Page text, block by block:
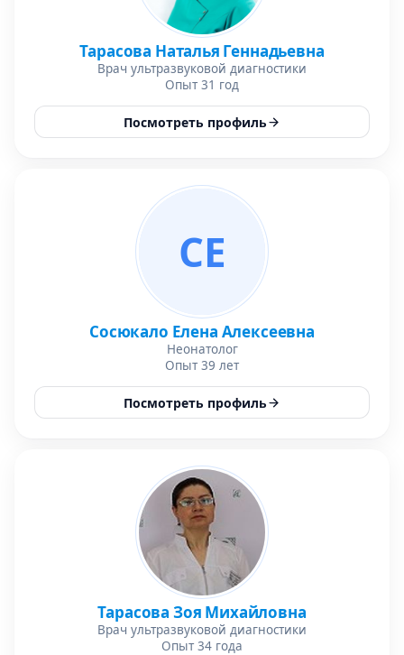
Тарасова Наталья Геннадьевна
Врач ультразвуковой диагностики
Опыт 31 год
Посмотреть профиль
СЕ
Сосюкало Елена Алексеевна
Неонатолог
Опыт 39 лет
Посмотреть профиль
Тарасова Зоя Михайловна
Врач ультразвуковой диагностики
Опыт 34 года